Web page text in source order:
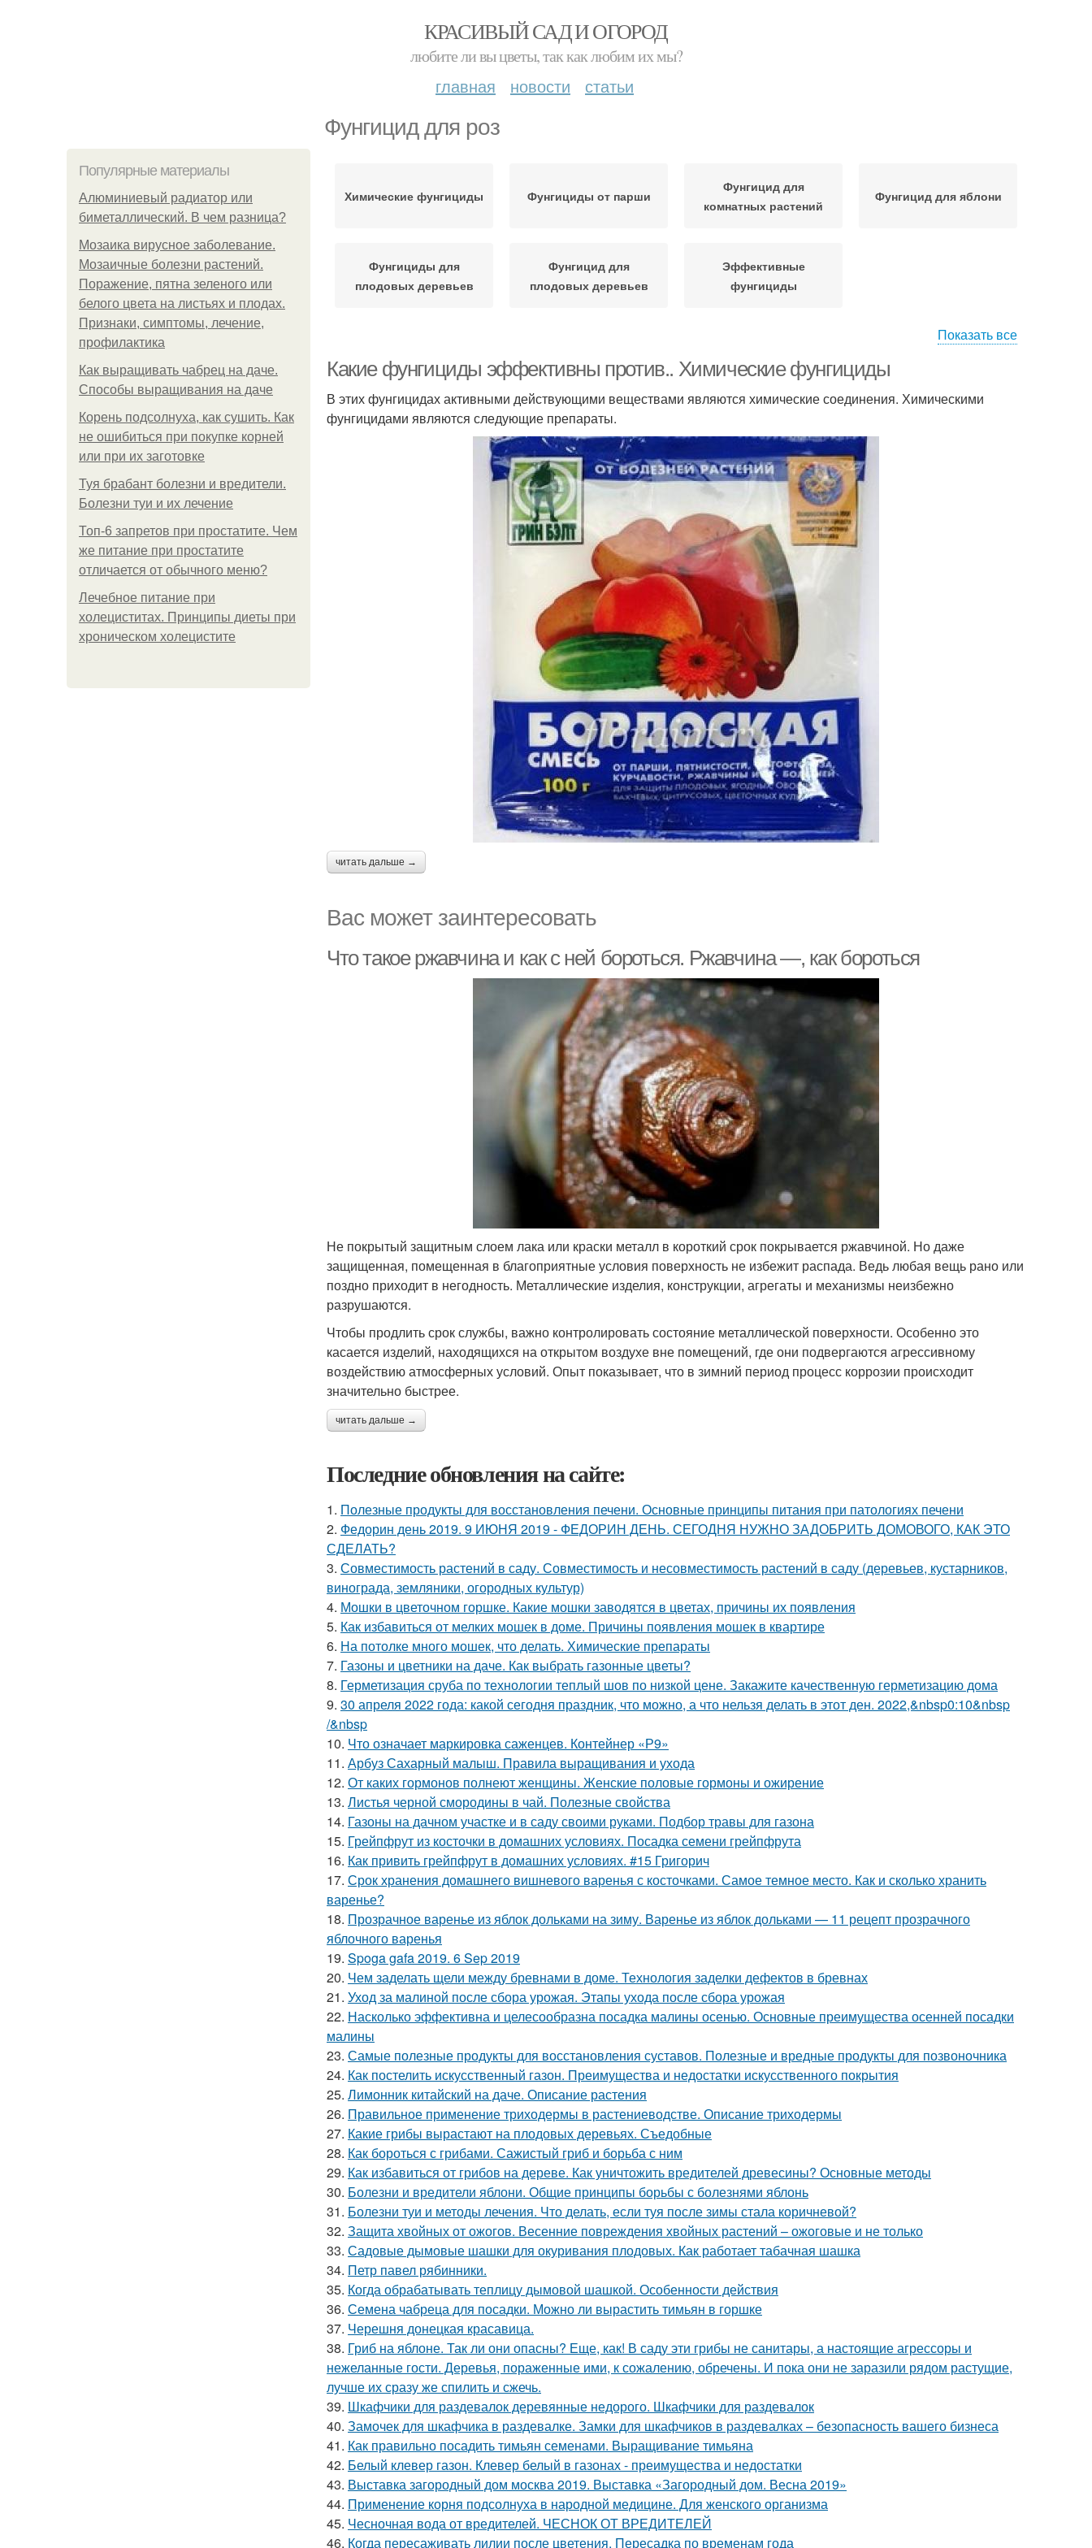
КРАСИВЫЙ САД И ОГОРОД
любите ли вы цветы, так как любим их мы?
главная новости статьи
Фунгицид для роз
Популярные материалы
Алюминиевый радиатор или
биметаллический. В чем разница?
Мозаика вирусное заболевание.
Мозаичные болезни растений.
Поражение, пятна зеленого или
белого цвета на листьях и плодах.
Признаки, симптомы, лечение,
профилактика
Как выращивать чабрец на даче.
Способы выращивания на даче
Корень подсолнуха, как сушить. Как
не ошибиться при покупке корней
или при их заготовке
Туя брабант болезни и вредители.
Болезни туи и их лечение
Топ-6 запретов при простатите. Чем
же питание при простатите
отличается от обычного меню?
Лечебное питание при
холециститах. Принципы диеты при
хроническом холецистите
Химические фунгициды Фунгициды от парши
Фунгицид для
комнатных растений
Фунгицид для яблони
Фунгициды для
плодовых деревьев
Фунгицид для
плодовых деревьев
Эффективные
фунгициды
Показать все
Какие фунгициды эффективны против.. Химические фунгициды
В этих фунгицидах активными действующими веществами являются химические соединения. Химическими
фунгицидами являются следующие препараты.
читать дальше →
Вас может заинтересовать
Что такое ржавчина и как с ней бороться. Ржавчина —, как бороться
Не покрытый защитным слоем лака или краски металл в короткий срок покрывается ржавчиной. Но даже
защищенная, помещенная в благоприятные условия поверхность не избежит распада. Ведь любая вещь рано или
поздно приходит в негодность. Металлические изделия, конструкции, агрегаты и механизмы неизбежно
разрушаются.
Чтобы продлить срок службы, важно контролировать состояние металлической поверхности. Особенно это
касается изделий, находящихся на открытом воздухе вне помещений, где они подвергаются агрессивному
воздействию атмосферных условий. Опыт показывает, что в зимний период процесс коррозии происходит
значительно быстрее.
читать дальше →
Последние обновления на сайте:
1. Полезные продукты для восстановления печени. Основные принципы питания при патологиях печени
2. Федорин день 2019. 9 ИЮНЯ 2019 - ФЕДОРИН ДЕНЬ. СЕГОДНЯ НУЖНО ЗАДОБРИТЬ ДОМОВОГО, КАК ЭТО
СДЕЛАТЬ?
3. Совместимость растений в саду. Совместимость и несовместимость растений в саду (деревьев, кустарников,
винограда, земляники, огородных культур)
4. Мошки в цветочном горшке. Какие мошки заводятся в цветах, причины их появления
5. Как избавиться от мелких мошек в доме. Причины появления мошек в квартире
6. На потолке много мошек, что делать. Химические препараты
7. Газоны и цветники на даче. Как выбрать газонные цветы?
8. Герметизация сруба по технологии теплый шов по низкой цене. Закажите качественную герметизацию дома
9. 30 апреля 2022 года: какой сегодня праздник, что можно, а что нельзя делать в этот ден. 2022,&nbsp0:10&nbsp
/&nbsp
10. Что означает маркировка саженцев. Контейнер «Р9»
11. Арбуз Сахарный малыш. Правила выращивания и ухода
12. От каких гормонов полнеют женщины. Женские половые гормоны и ожирение
13. Листья черной смородины в чай. Полезные свойства
14. Газоны на дачном участке и в саду своими руками. Подбор травы для газона
15. Грейпфрут из косточки в домашних условиях. Посадка семени грейпфрута
16. Как привить грейпфрут в домашних условиях. #15 Григорич
17. Срок хранения домашнего вишневого варенья с косточками. Самое темное место. Как и сколько хранить
варенье?
18. Прозрачное варенье из яблок дольками на зиму. Варенье из яблок дольками — 11 рецепт прозрачного
яблочного варенья
19. Spoga gafa 2019. 6 Sep 2019
20. Чем заделать щели между бревнами в доме. Технология заделки дефектов в бревнах
21. Уход за малиной после сбора урожая. Этапы ухода после сбора урожая
22. Насколько эффективна и целесообразна посадка малины осенью. Основные преимущества осенней посадки
малины
23. Самые полезные продукты для восстановления суставов. Полезные и вредные продукты для позвоночника
24. Как постелить искусственный газон. Преимущества и недостатки искусственного покрытия
25. Лимонник китайский на даче. Описание растения
26. Правильное применение триходермы в растениеводстве. Описание триходермы
27. Какие грибы вырастают на плодовых деревьях. Съедобные
28. Как бороться с грибами. Сажистый гриб и борьба с ним
29. Как избавиться от грибов на дереве. Как уничтожить вредителей древесины? Основные методы
30. Болезни и вредители яблони. Общие принципы борьбы с болезнями яблонь
31. Болезни туи и методы лечения. Что делать, если туя после зимы стала коричневой?
32. Защита хвойных от ожогов. Весенние повреждения хвойных растений – ожоговые и не только
33. Садовые дымовые шашки для окуривания плодовых. Как работает табачная шашка
34. Петр павел рябинники.
35. Когда обрабатывать теплицу дымовой шашкой. Особенности действия
36. Семена чабреца для посадки. Можно ли вырастить тимьян в горшке
37. Черешня донецкая красавица.
38. Гриб на яблоне. Так ли они опасны? Еще, как! В саду эти грибы не санитары, а настоящие агрессоры и
нежеланные гости. Деревья, пораженные ими, к сожалению, обречены. И пока они не заразили рядом растущие,
лучше их сразу же спилить и сжечь.
39. Шкафчики для раздевалок деревянные недорого. Шкафчики для раздевалок
40. Замочек для шкафчика в раздевалке. Замки для шкафчиков в раздевалках – безопасность вашего бизнеса
41. Как правильно посадить тимьян семенами. Выращивание тимьяна
42. Белый клевер газон. Клевер белый в газонах - преимущества и недостатки
43. Выставка загородный дом москва 2019. Выставка «Загородный дом. Весна 2019»
44. Применение корня подсолнуха в народной медицине. Для женского организма
45. Чесночная вода от вредителей. ЧЕСНОК ОТ ВРЕДИТЕЛЕЙ
46. Когда пересаживать лилии после цветения. Пересадка по временам года